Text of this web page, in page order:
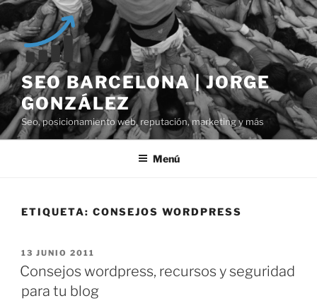
Saltar
al
contenido
SEO BARCELONA | JORGE
GONZÁLEZ
Seo, posicionamiento web, reputación, marketing y más
Menú
ETIQUETA: CONSEJOS WORDPRESS
PUBLICADO
EL
13 JUNIO 2011
Consejos wordpress, recursos y seguridad
para tu blog